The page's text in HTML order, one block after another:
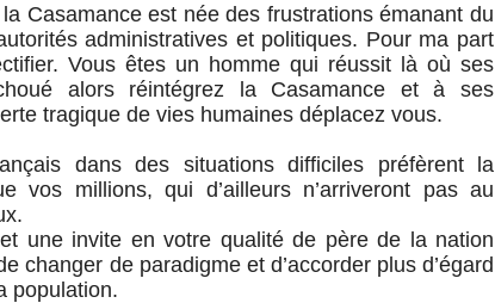
Casamance est née des frustrations émanant du
administratives et politiques. Pour ma part
Vous êtes un homme qui réussit là où ses
alors réintégrez la Casamance et à ses
tragique de vies humaines déplacez vous.
dans des situations difficiles préfèrent la
vos millions, qui d’ailleurs n’arriveront pas au
une invite en votre qualité de père de la nation
changer de paradigme et d’accorder plus d’égard
population.